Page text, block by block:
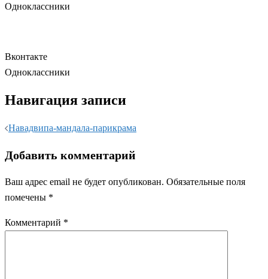
Одноклассники
Вконтакте
Одноклассники
Навигация записи
Навадвипа-мандала-парикрама
Добавить комментарий
Ваш адрес email не будет опубликован. Обязательные поля
помечены *
Комментарий *